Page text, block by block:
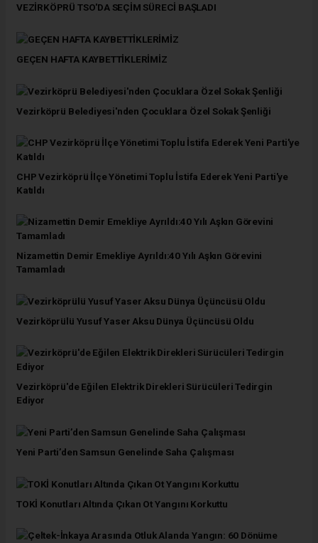
VEZİRKÖPRÜ TSO'DA SEÇİM SÜRECİ BAŞLADI
GEÇEN HAFTA KAYBETTİKLERİMİZ
Vezirköprü Belediyesi'nden Çocuklara Özel Sokak Şenliği
CHP Vezirköprü İlçe Yönetimi Toplu İstifa Ederek Yeni Parti'ye
Katıldı
Nizamettin Demir Emekliye Ayrıldı:40 Yılı Aşkın Görevini
Tamamladı
Vezirköprülü Yusuf Yaser Aksu Dünya Üçüncüsü Oldu
Vezirköprü'de Eğilen Elektrik Direkleri Sürücüleri Tedirgin
Ediyor
Yeni Parti’den Samsun Genelinde Saha Çalışması
TOKİ Konutları Altında Çıkan Ot Yangını Korkuttu